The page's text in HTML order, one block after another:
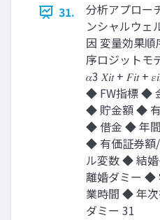
31.
分析アプロー
ンシャルウェ
因 変量効果
序ロジットモ
𝛼3 𝑋𝑖𝑡 + 𝐹𝑖𝑡 +
◆ FW指標 ◆
◆ 貯金額 ◆
◆ 借金 ◆ 年
◆ 有価証券額
ル変数 ◆ 結
離婚ダミー
業時間 ◆ 年
ダミー 31